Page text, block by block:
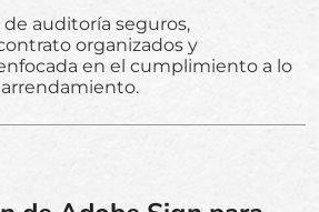
auditoría seguros,
organizados y
en el cumplimiento a lo